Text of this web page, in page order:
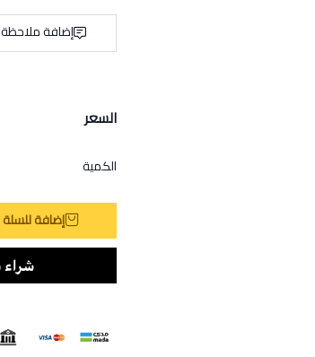
إضافة ملاحظة
السعر
الكمية
إضافة للسلة